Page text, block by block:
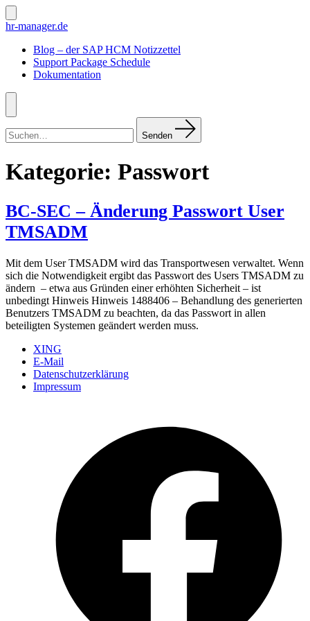
Zum
Inhalt
Suche
ein-/ausblenden
hr-manager.de
Blog – der SAP HCM Notizzettel
Support Package Schedule
Dokumentation
Menü
nach:
Senden
Kategorie: Passwort
BC-SEC – Änderung Passwort User
TMSADM
Mit dem User TMSADM wird das Transportwesen verwaltet. Wenn
sich die Notwendigkeit ergibt das Passwort des Users TMSADM zu
ändern – etwa aus Gründen einer erhöhten Sicherheit – ist
unbedingt Hinweis Hinweis 1488406 – Behandlung des generierten
Benutzers TMSADM zu beachten, da das Passwort in allen
beteiligten Systemen geändert werden muss.
XING
E-Mail
Datenschutzerklärung
Impressum